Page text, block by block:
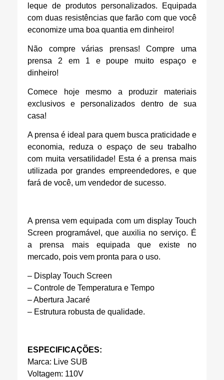
leque de produtos personalizados. Equipada
com duas resistências que farão com que você
economize uma boa quantia em dinheiro!
Não compre várias prensas! Compre uma
prensa 2 em 1 e poupe muito espaço e
dinheiro!
Comece hoje mesmo a produzir materiais
exclusivos e personalizados dentro de sua
casa!
A prensa é ideal para quem busca praticidade e
economia, reduza o espaço de seu trabalho
com muita versatilidade! Esta é a prensa mais
utilizada por grandes empreendedores, e que
fará de você, um vendedor de sucesso.
A prensa vem equipada com um display Touch
Screen programável, que auxilia no serviço. É
a prensa mais equipada que existe no
mercado, pois vem pronta para o uso.
– Display Touch Screen
– Controle de Temperatura e Tempo
– Abertura Jacaré
– Estrutura robusta de qualidade.
ESPECIFICAÇÕES:
Marca: Live SUB
Voltagem: 110V